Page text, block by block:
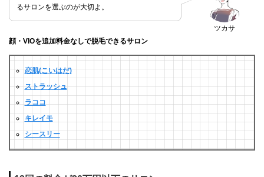
ツカサ
るサロンを選ぶのが大切よ。
顔・VIOを追加料金なしで脱毛できるサロン
恋肌(こいはだ)
ストラッシュ
ラココ
キレイモ
シースリー